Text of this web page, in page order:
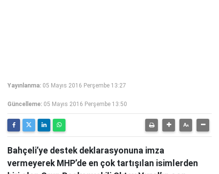
Yayınlanma: 05 Mayıs 2016 Perşembe 13:27
Güncelleme: 05 Mayıs 2016 Perşembe 13:50
Bahçeli’ye destek deklarasyonuna imza
vermeyerek MHP’de en çok tartışılan isimlerden